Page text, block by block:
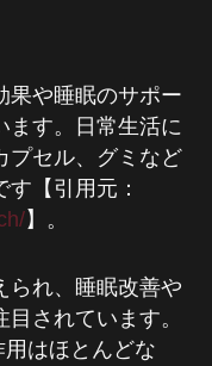
果や睡眠のサポー
ます。日常生活に
プセル、グミなど
【引用元：
】。
られ、睡眠改善や
されています。
はほとんどな